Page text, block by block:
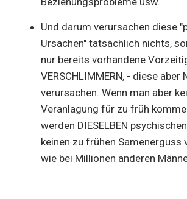
Und darum verursachen diese
Ursachen" tatsächlich nichts,
nur bereits vorhandene
VERSCHLIMMERN, - diese aber
verursachen. Wenn man aber
Veranlagung für zu früh
werden DIESELBEN
keinen zu frühen Samenerguss
wie bei Millionen anderen